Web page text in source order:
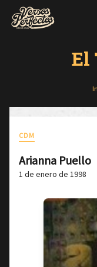
El
CDM
Arianna Puello
1 de enero de 1998